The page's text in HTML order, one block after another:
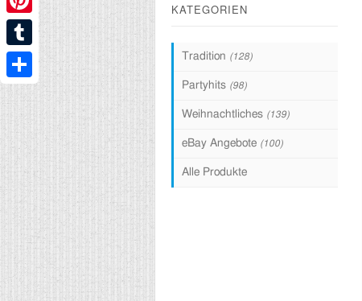
KATEGORIEN
Tradition (128)
Partyhits (98)
Weihnachtliches (139)
eBay Angebote (100)
Alle Produkte
Pinterest
Tumblr
Share